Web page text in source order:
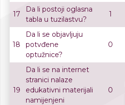
17
Da li postoji oglasna
tabla u tuzilastvu?
1
18
Da li se objavljuju
potvđene
optužnice?
0
19
Da li se na internet
stranici nalaze
edukativni materijali
namijenjeni
0